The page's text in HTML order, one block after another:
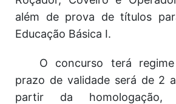
além de prova de títulos
Educação Básica I.
O concurso terá
prazo de validade será de 2
partir da homologação,